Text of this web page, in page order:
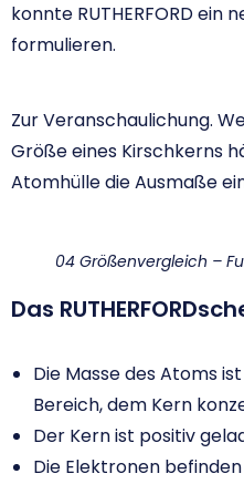
konnte RUTHERFORD ein
formulieren.
Zur Veranschaulichung.
Größe eines Kirschkerns
Atomhülle die Ausmaße
04 Größenvergleich –
Das
Die Masse des Atoms
Bereich, dem Kern
Der Kern ist positiv
Die Elektronen